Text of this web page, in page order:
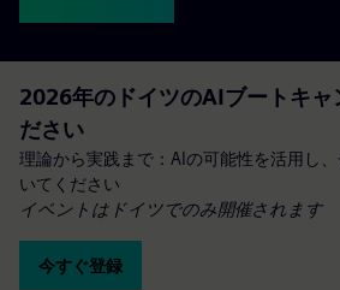
2026年のドイツのAIブートキャ
ださい
理論から実践まで：AIの可能性を活用し
いてください
イベントはドイツでのみ開催されます
今すぐ登録